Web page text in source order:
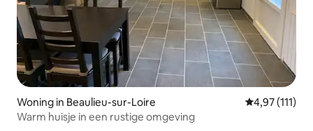
Woning in Beaulieu-sur-Loire Gemiddelde
4,97 (111)
Warm huisje in een rustige omgeving